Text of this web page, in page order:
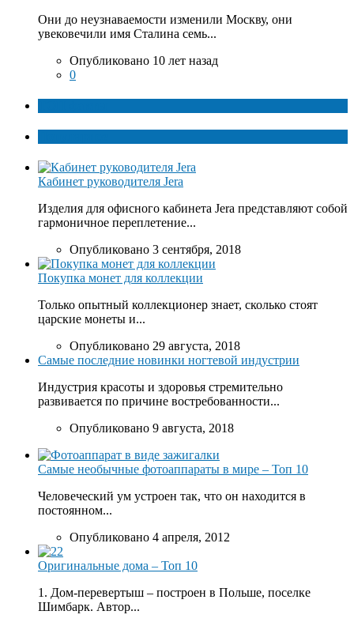
Они до неузнаваемости изменили Москву, они
увековечили имя Сталина семь...
Опубликовано 10 лет назад
0
Кабинет руководителя Jera
Изделия для офисного кабинета Jera представляют собой
гармоничное переплетение...
Опубликовано 3 сентября, 2018
Покупка монет для коллекции
Только опытный коллекционер знает, сколько стоят
царские монеты и...
Опубликовано 29 августа, 2018
Самые последние новинки ногтевой индустрии
Индустрия красоты и здоровья стремительно
развивается по причине востребованности...
Опубликовано 9 августа, 2018
Самые необычные фотоаппараты в мире – Топ 10
Человеческий ум устроен так, что он находится в
постоянном...
Опубликовано 4 апреля, 2012
Оригинальные дома – Топ 10
1. Дом-перевертыш – построен в Польше, поселке
Шимбарк. Автор...